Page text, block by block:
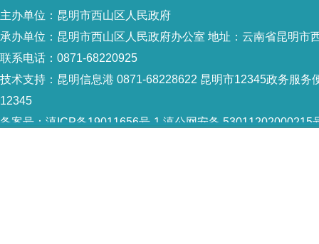
主办单位：昆明市西山区人民政府
承办单位：昆明市西山区人民政府办公室 地址：云南省昆明市
联系电话：0871-68220925
技术支持： 昆明信息港 0871-68228622 昆明市12345政务服务
12345
备案号： 滇ICP备19011656号-1 滇公网安备 53011202000215